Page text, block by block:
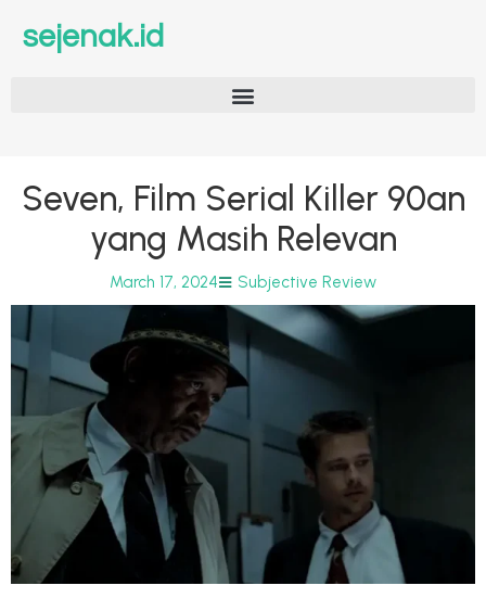
sejenak.id
Seven, Film Serial Killer 90an
yang Masih Relevan
March 17, 2024 Subjective Review